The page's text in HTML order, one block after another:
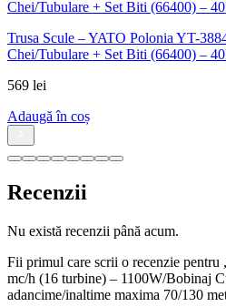
Recenzii
Nu există recenzii până acum.
Fii primul care scrii o recenzie pentru
mc/h (16 turbine) – 1100W/Bobinaj
adancime/inaltime maxima 70/130